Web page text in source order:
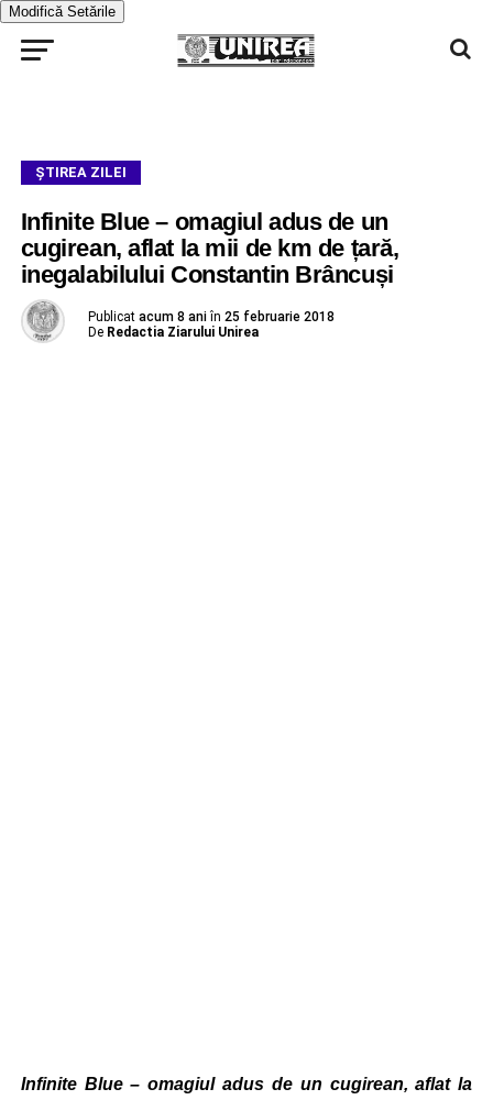
Modifică Setările
ŞTIREA ZILEI
Infinite Blue – omagiul adus de un
cugirean, aflat la mii de km de țară,
inegalabilului Constantin Brâncuși
Publicat acum 8 ani în 25 februarie 2018
De Redactia Ziarului Unirea
Infinite Blue – omagiul adus de un cugirean, aflat la